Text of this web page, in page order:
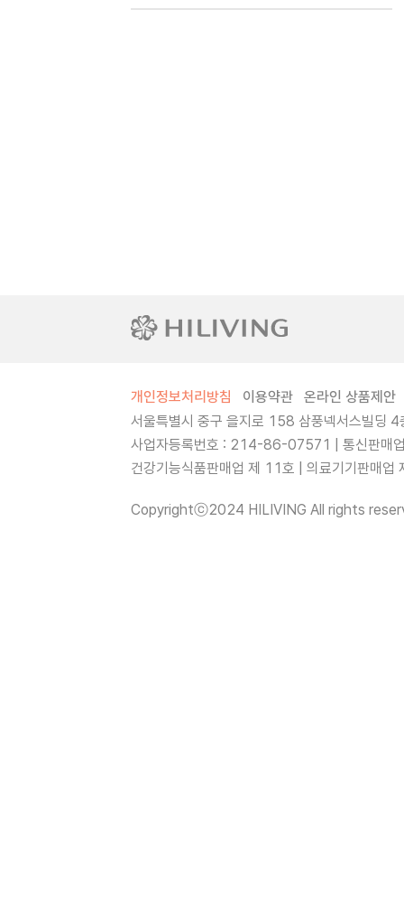
개인정보처리방침 이용약관
온라인 상품제안
서울특별시 중구 을지로 158 삼풍넥서스빌딩
사업자등록번호 : 214-86-07571 | 통신판매
건강기능식품판매업 제 11호 | 의료기기판매
Copyrightⓒ2024 HILIVING All rights